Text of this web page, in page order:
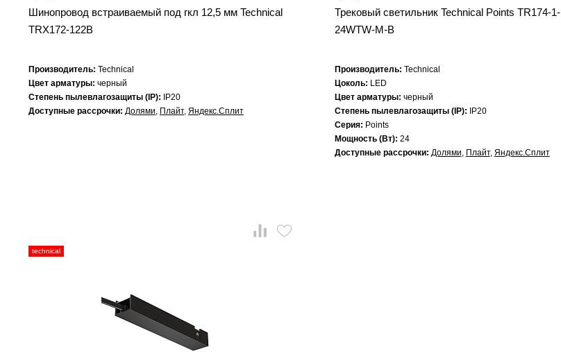
Шинопровод встраиваемый под гкл 12,5 мм Technical
TRX172-122B
Производитель: Technical
Цвет арматуры: черный
Степень пылевлагозащиты (IP):
IP20
Доступные рассрочки: Долями, Плайт, Яндекс.Сплит
Трековый светильник Technical Points TR174-1-
24WTW-M-B
Производитель: Technical
Цоколь: LED
Цвет арматуры: черный
Степень пылевлагозащиты (IP):
IP20
Серия: Points
Мощность (Вт): 24
Доступные рассрочки: Долями, Плайт, Яндекс.Сплит
technical